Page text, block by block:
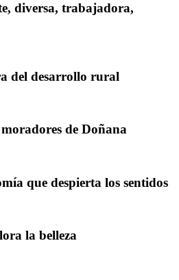
diversa, trabajadora,
del desarrollo rural
de Doñana
que despierta los sentidos
la belleza